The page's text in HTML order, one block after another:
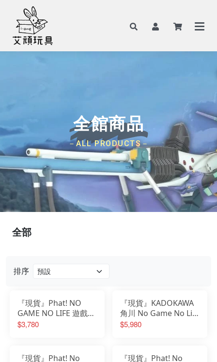
全館商品
－ALL PRODUCTS－
排序
『現貨』Phat! NO
GAME NO LIFE 遊戲人
生 ZERO 1/7 休比
$3,780
『現貨』KADOKAWA
角川 No Game No Life
遊戲人生 白 禮服Ver
$5,980
『現貨』Phat! No
『現貨』Phat! No
全部